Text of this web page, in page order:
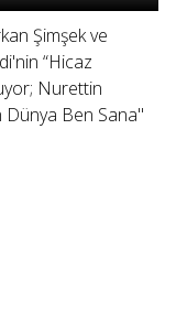
Şimşek ve
“Hicaz
Nurettin
Dünya Ben Sana"